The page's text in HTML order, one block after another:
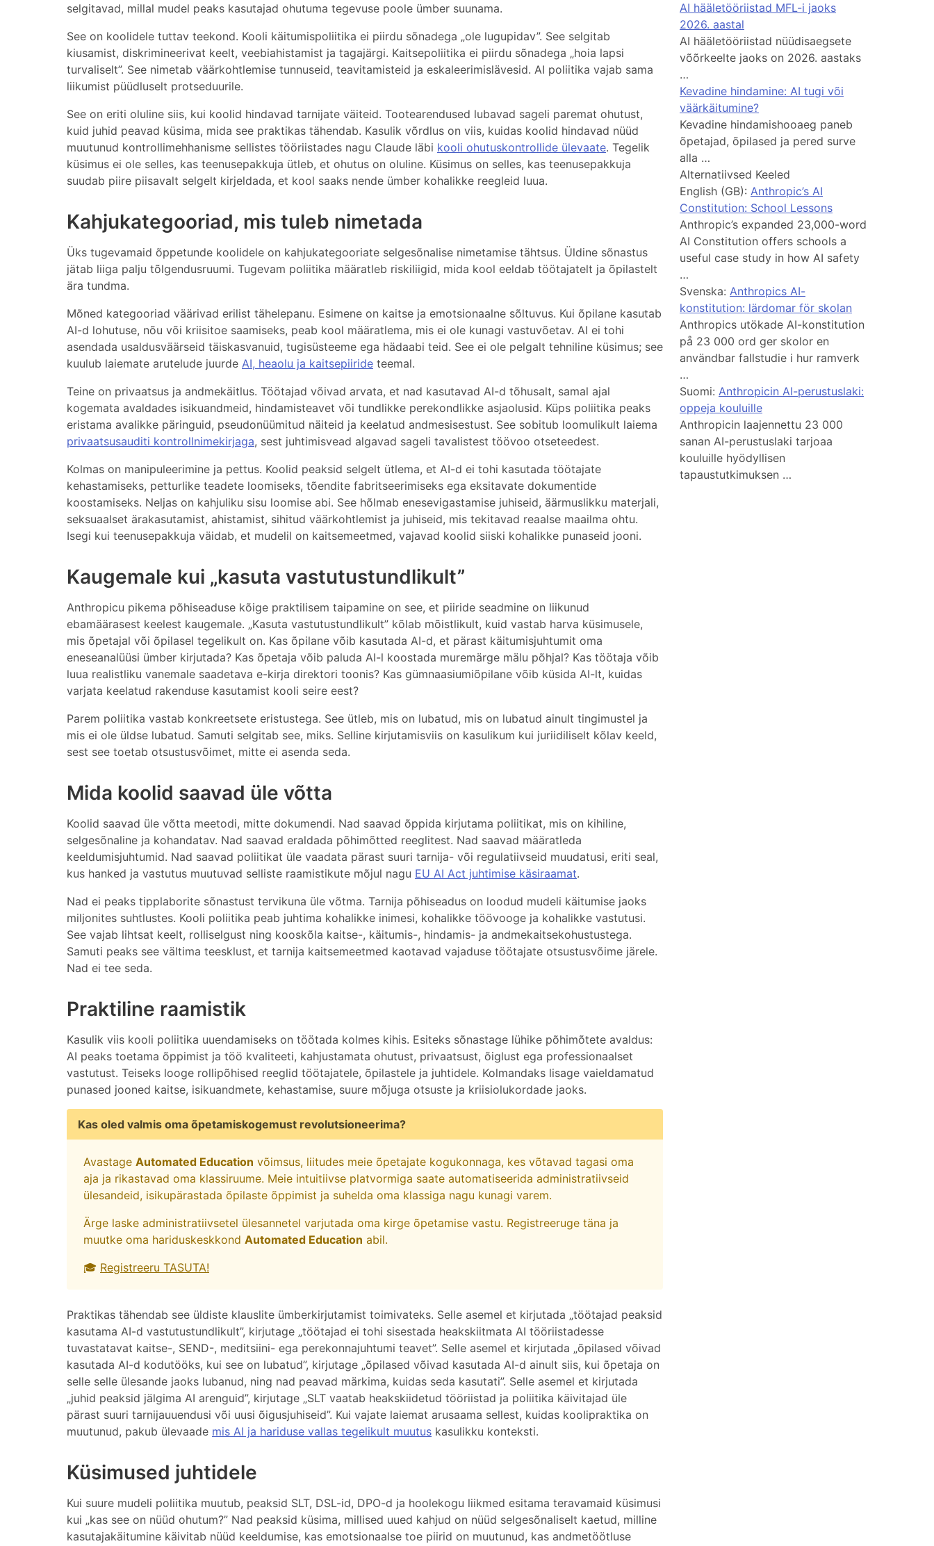
selgitavad, millal mudel peaks kasutajad ohutuma tegevuse poole ümber suunama.
See on koolidele tuttav teekond. Kooli käitumispoliitika ei piirdu sõnadega „ole lugupidav”. See selgitab
kiusamist, diskrimineerivat keelt, veebiahistamist ja tagajärgi. Kaitsepoliitika ei piirdu sõnadega „hoia lapsi
turvaliselt”. See nimetab väärkohtlemise tunnuseid, teavitamisteid ja eskaleerimislävesid. AI poliitika vajab sama
liikumist püüdluselt protseduurile.
See on eriti oluline siis, kui koolid hindavad tarnijate väiteid. Tootearendused lubavad sageli paremat ohutust,
kuid juhid peavad küsima, mida see praktikas tähendab. Kasulik võrdlus on viis, kuidas koolid hindavad nüüd
muutunud kontrollimehhanisme sellistes tööriistades nagu Claude läbi kooli ohutuskontrollide ülevaate. Tegelik
küsimus ei ole selles, kas teenusepakkuja ütleb, et ohutus on oluline. Küsimus on selles, kas teenusepakkuja
suudab piire piisavalt selgelt kirjeldada, et kool saaks nende ümber kohalikke reegleid luua.
Kahjukategooriad, mis tuleb nimetada
Üks tugevamaid õppetunde koolidele on kahjukategooriate selgesõnalise nimetamise tähtsus. Üldine sõnastus
jätab liiga palju tõlgendusruumi. Tugevam poliitika määratleb riskiliigid, mida kool eeldab töötajatelt ja õpilastelt
ära tundma.
Mõned kategooriad väärivad erilist tähelepanu. Esimene on kaitse ja emotsionaalne sõltuvus. Kui õpilane kasutab
AI-d lohutuse, nõu või kriisitoe saamiseks, peab kool määratlema, mis ei ole kunagi vastuvõetav. AI ei tohi
asendada usaldusväärseid täiskasvanuid, tugisüsteeme ega hädaabi teid. See ei ole pelgalt tehniline küsimus; see
kuulub laiemate arutelude juurde AI, heaolu ja kaitsepiiride teemal.
Teine on privaatsus ja andmekäitlus. Töötajad võivad arvata, et nad kasutavad AI-d tõhusalt, samal ajal
kogemata avaldades isikuandmeid, hindamisteavet või tundlikke perekondlikke asjaolusid. Küps poliitika peaks
eristama avalikke päringuid, pseudonüümitud näiteid ja keelatud andmesisestust. See sobitub loomulikult laiema
privaatsusauditi kontrollnimekirjaga, sest juhtimisvead algavad sageli tavalistest töövoo otseteedest.
Kolmas on manipuleerimine ja pettus. Koolid peaksid selgelt ütlema, et AI-d ei tohi kasutada töötajate
kehastamiseks, petturlike teadete loomiseks, tõendite fabritseerimiseks ega eksitavate dokumentide
koostamiseks. Neljas on kahjuliku sisu loomise abi. See hõlmab enesevigastamise juhiseid, äärmuslikku materjali,
seksuaalset ärakasutamist, ahistamist, sihitud väärkohtlemist ja juhiseid, mis tekitavad reaalse maailma ohtu.
Isegi kui teenusepakkuja väidab, et mudelil on kaitsemeetmed, vajavad koolid siiski kohalikke punaseid jooni.
Kaugemale kui „kasuta vastutustundlikult”
Anthropicu pikema põhiseaduse kõige praktilisem taipamine on see, et piiride seadmine on liikunud
ebamäärasest keelest kaugemale. „Kasuta vastutustundlikult” kõlab mõistlikult, kuid vastab harva küsimusele,
mis õpetajal või õpilasel tegelikult on. Kas õpilane võib kasutada AI-d, et pärast käitumisjuhtumit oma
eneseanalüüsi ümber kirjutada? Kas õpetaja võib paluda AI-l koostada muremärge mälu põhjal? Kas töötaja võib
luua realistliku vanemale saadetava e-kirja direktori toonis? Kas gümnaasiumiõpilane võib küsida AI-lt, kuidas
varjata keelatud rakenduse kasutamist kooli seire eest?
Parem poliitika vastab konkreetsete eristustega. See ütleb, mis on lubatud, mis on lubatud ainult tingimustel ja
mis ei ole üldse lubatud. Samuti selgitab see, miks. Selline kirjutamisviis on kasulikum kui juriidiliselt kõlav keeld,
sest see toetab otsustusvõimet, mitte ei asenda seda.
Mida koolid saavad üle võtta
Koolid saavad üle võtta meetodi, mitte dokumendi. Nad saavad õppida kirjutama poliitikat, mis on kihiline,
selgesõnaline ja kohandatav. Nad saavad eraldada põhimõtted reeglitest. Nad saavad määratleda
keeldumisjuhtumid. Nad saavad poliitikat üle vaadata pärast suuri tarnija- või regulatiivseid muudatusi, eriti seal,
kus hanked ja vastutus muutuvad selliste raamistikute mõjul nagu EU AI Act juhtimise käsiraamat.
Nad ei peaks tipplaborite sõnastust tervikuna üle võtma. Tarnija põhiseadus on loodud mudeli käitumise jaoks
miljonites suhtlustes. Kooli poliitika peab juhtima kohalikke inimesi, kohalikke töövooge ja kohalikke vastutusi.
See vajab lihtsat keelt, rolliselgust ning kooskõla kaitse-, käitumis-, hindamis- ja andmekaitsekohustustega.
Samuti peaks see vältima teesklust, et tarnija kaitsemeetmed kaotavad vajaduse töötajate otsustusvõime järele.
Nad ei tee seda.
Praktiline raamistik
Kasulik viis kooli poliitika uuendamiseks on töötada kolmes kihis. Esiteks sõnastage lühike põhimõtete avaldus:
AI peaks toetama õppimist ja töö kvaliteeti, kahjustamata ohutust, privaatsust, õiglust ega professionaalset
vastutust. Teiseks looge rollipõhised reeglid töötajatele, õpilastele ja juhtidele. Kolmandaks lisage vaieldamatud
punased jooned kaitse, isikuandmete, kehastamise, suure mõjuga otsuste ja kriisiolukordade jaoks.
Kas oled valmis oma õpetamiskogemust revolutsioneerima?
Avastage Automated Education võimsus, liitudes meie õpetajate kogukonnaga, kes võtavad tagasi oma
aja ja rikastavad oma klassiruume. Meie intuitiivse platvormiga saate automatiseerida administratiivseid
ülesandeid, isikupärastada õpilaste õppimist ja suhelda oma klassiga nagu kunagi varem.
Ärge laske administratiivsetel ülesannetel varjutada oma kirge õpetamise vastu. Registreeruge täna ja
muutke oma hariduskeskkond Automated Education abil.
🎓 Registreeru TASUTA!
Praktikas tähendab see üldiste klauslite ümberkirjutamist toimivateks. Selle asemel et kirjutada „töötajad peaksid
kasutama AI-d vastutustundlikult”, kirjutage „töötajad ei tohi sisestada heakskiitmata AI tööriistadesse
tuvastatavat kaitse-, SEND-, meditsiini- ega perekonnajuhtumi teavet”. Selle asemel et kirjutada „õpilased võivad
kasutada AI-d kodutööks, kui see on lubatud”, kirjutage „õpilased võivad kasutada AI-d ainult siis, kui õpetaja on
selle selle ülesande jaoks lubanud, ning nad peavad märkima, kuidas seda kasutati”. Selle asemel et kirjutada
„juhid peaksid jälgima AI arenguid”, kirjutage „SLT vaatab heakskiidetud tööriistad ja poliitika käivitajad üle
pärast suuri tarnijauuendusi või uusi õigusjuhiseid”. Kui vajate laiemat arusaama sellest, kuidas koolipraktika on
muutunud, pakub ülevaade mis AI ja hariduse vallas tegelikult muutus kasulikku konteksti.
Küsimused juhtidele
Kui suure mudeli poliitika muutub, peaksid SLT, DSL-id, DPO-d ja hoolekogu liikmed esitama teravamaid küsimusi
kui „kas see on nüüd ohutum?” Nad peaksid küsima, millised uued kahjud on nüüd selgesõnaliselt kaetud, milline
kasutajakäitumine käivitab nüüd keeldumise, kas emotsionaalse toe piirid on muutunud, kas andmetöötluse
AI hääletööriistad MFL-i jaoks
2026. aastal
AI hääletööriistad nüüdisaegsete
võõrkeelte jaoks on 2026. aastaks
…
Kevadine hindamine: AI tugi või
väärkäitumine?
Kevadine hindamishooaeg paneb
õpetajad, õpilased ja pered surve
alla …
Alternatiivsed Keeled
English (GB): Anthropic’s AI
Constitution: School Lessons
Anthropic’s expanded 23,000-word
AI Constitution offers schools a
useful case study in how AI safety
…
Svenska: Anthropics AI-
konstitution: lärdomar för skolan
Anthropics utökade AI-konstitution
på 23 000 ord ger skolor en
användbar fallstudie i hur ramverk
…
Suomi: Anthropicin AI-perustuslaki:
oppeja kouluille
Anthropicin laajennettu 23 000
sanan AI-perustuslaki tarjoaa
kouluille hyödyllisen
tapaustutkimuksen …